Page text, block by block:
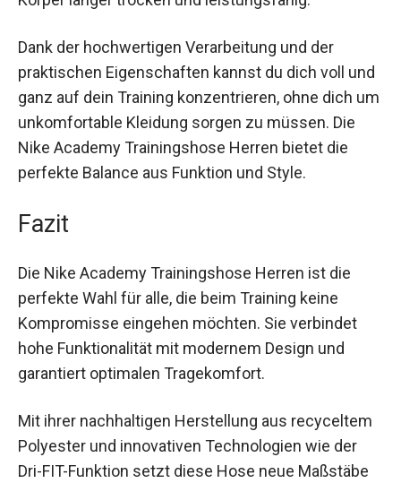
feuchtigkeitsableitenden Eigenschaften bleibt
dein Körper länger trocken und leistungsfähig.
Dank der hochwertigen Verarbeitung und der
praktischen Eigenschaften kannst du dich voll
und ganz auf dein Training konzentrieren, ohne
dich um unkomfortable Kleidung sorgen zu
müssen. Die Nike Academy Trainingshose
und Style.
Fazit
Die Nike Academy Trainingshose Herren ist die
perfekte Wahl für alle, die beim Training keine
Kompromisse eingehen möchten. Sie verbindet
hohe Funktionalität mit modernem Design und
garantiert optimalen Tragekomfort.